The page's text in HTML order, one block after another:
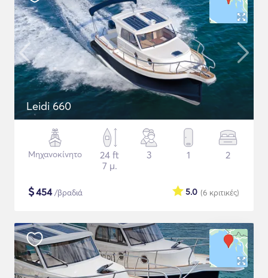
Leidi 660
Μηχανοκίνητο
24 ft
7 μ.
3 1 2
$454/βραδιά (6 κριτικές)
5.0